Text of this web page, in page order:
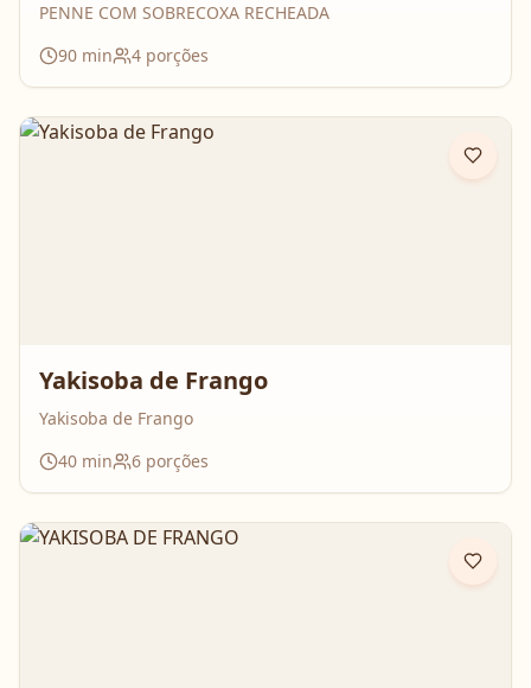
PENNE COM SOBRECOXA RECHEADA
90 min 4 porções
Yakisoba de Frango
Yakisoba de Frango
40 min 6 porções